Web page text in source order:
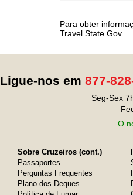
Para obter
Travel.State.Gov.
Ligue-nos em 877-
Seg-Sex
O
Sobre Cruzeiros (cont.)
Passaportes
Perguntas Frequentes
Plano dos Deques